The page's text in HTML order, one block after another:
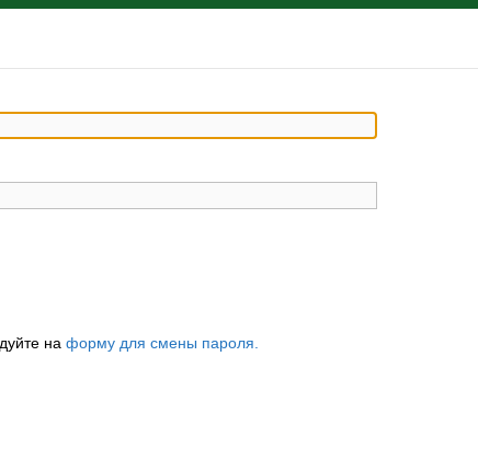
на форму для смены пароля.